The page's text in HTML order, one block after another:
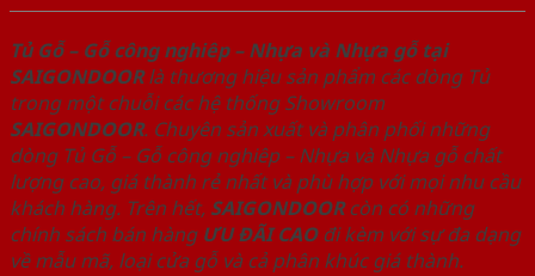
Tủ Gỗ – Gỗ công nghiêp – Nhựa và Nhựa gỗ tại
SAIGONDOORlà thương hiệu sản phẩm các dòng Tủ
trong một chuỗi các hệ thống Showroom
SAIGONDOOR. Chuyên sản xuất và phân phối những
dòng Tủ Gỗ – Gỗ công nghiêp – Nhựa và Nhựa gỗ chất
lượng cao, giá thành rẻ nhất và phù hợp với mọi nhu cầu
khách hàng. Trên hết, SAIGONDOORcòn có những
chính sách bán hàng ƯU ĐÃI CAOđi kèm với sự đa dạng
về mẫu mã, loại cửa gỗ và cả phân khúc giá thành.